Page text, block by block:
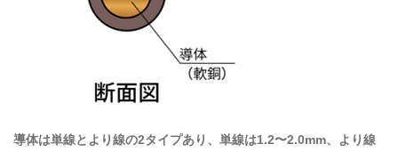
導体は単線とより線の2タイプあり、単線は1.2〜2.0mm、より線